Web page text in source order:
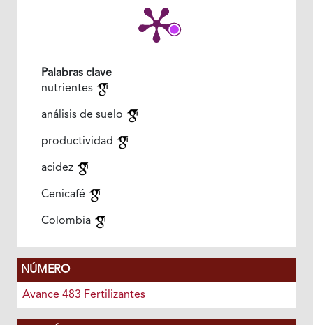
Palabras clave
nutrientes
análisis de suelo
productividad
acidez
Cenicafé
Colombia
NÚMERO
Avance 483 Fertilizantes